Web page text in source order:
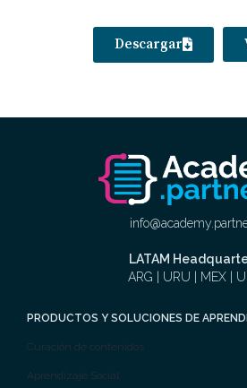
Descargar
LATAM
ARG | URU | MEX |
PRODUCTOS Y SOLUCIONES DE
Curación de contenidos
Aprendizaje Social